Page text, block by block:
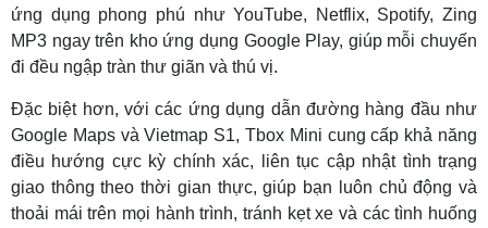
ứng dụng phong phú như YouTube, Netflix, Spotify, Zing
MP3 ngay trên kho ứng dụng Google Play, giúp mỗi chuyến
đi đều ngập tràn thư giãn và thú vị.
Đặc biệt hơn, với các ứng dụng dẫn đường hàng đầu như
Google Maps và Vietmap S1, Tbox Mini cung cấp khả năng
điều hướng cực kỳ chính xác, liên tục cập nhật tình trạng
giao thông theo thời gian thực, giúp bạn luôn chủ động và
thoải mái trên mọi hành trình, tránh kẹt xe và các tình huống